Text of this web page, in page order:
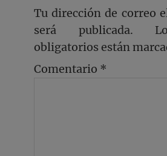
Tu dirección de correo
será publicada.
obligatorios están
Comentario *